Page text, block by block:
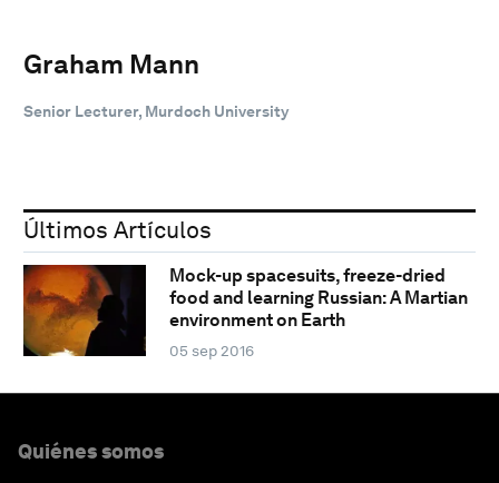
Graham Mann
Senior Lecturer, Murdoch University
Últimos Artículos
Mock-up spacesuits, freeze-dried
food and learning Russian: A Martian
environment on Earth
05 sep 2016
Quiénes somos